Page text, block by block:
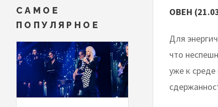
ОВЕН
Для
что
уже к
САМОЕ
ПОПУЛЯРНОЕ